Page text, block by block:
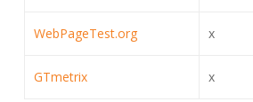
WebPageTest.org x
GTmetrix x